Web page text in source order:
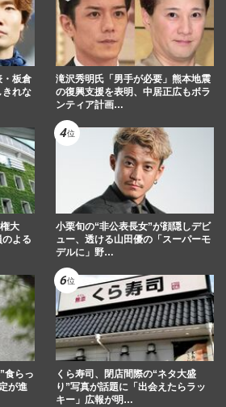
・板倉
きれな
滝沢秀明氏「男手が必要」熊本地震
の復興支援を表明、中居正広もボラ
ンティア計画…
大
よる
小栗旬の“非公表長女”が顔隠しデビ
ュー、透ける山田優の「スーパーモ
デルに」野…
食らっ
が進
くら寿司、閉店間際の“ネタ大盛
り”写真が話題に「出会えたらラッ
キー」広報が明…